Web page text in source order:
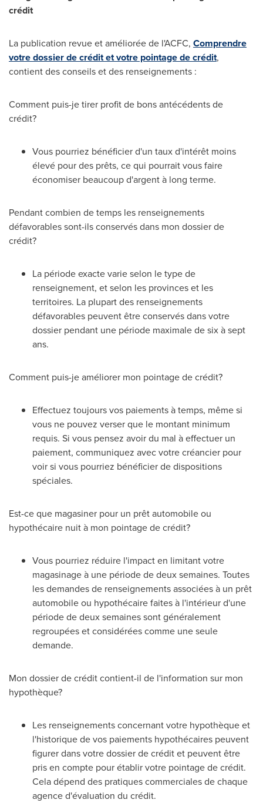
crédit
La publication revue et améliorée de l'ACFC, Comprendre
votre dossier de crédit et votre pointage de crédit,
contient des conseils et des renseignements :
Comment puis-je tirer profit de bons antécédents de
crédit?
Vous pourriez bénéficier d'un taux d'intérêt moins
élevé pour des prêts, ce qui pourrait vous faire
économiser beaucoup d'argent à long terme.
Pendant combien de temps les renseignements
défavorables sont-ils conservés dans mon dossier de
crédit?
La période exacte varie selon le type de
renseignement, et selon les provinces et les
territoires. La plupart des renseignements
défavorables peuvent être conservés dans votre
dossier pendant une période maximale de six à sept
ans.
Comment puis-je améliorer mon pointage de crédit?
Effectuez toujours vos paiements à temps, même si
vous ne pouvez verser que le montant minimum
requis. Si vous pensez avoir du mal à effectuer un
paiement, communiquez avec votre créancier pour
voir si vous pourriez bénéficier de dispositions
spéciales.
Est-ce que magasiner pour un prêt automobile ou
hypothécaire nuit à mon pointage de crédit?
Vous pourriez réduire l'impact en limitant votre
magasinage à une période de deux semaines. Toutes
les demandes de renseignements associées à un prêt
automobile ou hypothécaire faites à l'intérieur d'une
période de deux semaines sont généralement
regroupées et considérées comme une seule
demande.
Mon dossier de crédit contient-il de l'information sur mon
hypothèque?
Les renseignements concernant votre hypothèque et
l'historique de vos paiements hypothécaires peuvent
figurer dans votre dossier de crédit et peuvent être
pris en compte pour établir votre pointage de crédit.
Cela dépend des pratiques commerciales de chaque
agence d'évaluation du crédit.